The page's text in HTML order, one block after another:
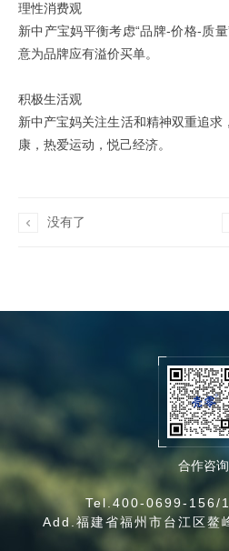
理性消费观
新中产宝妈平衡考虑“品牌-价格-质
意为品牌应有溢价买单。
积极生活观
新中产宝妈关注生活和精神双重追求
康，热爱运动，悦己经济。
 没有了
合作咨询
Tel.400-0699-156/
Add.福建省福州市台江区鳌